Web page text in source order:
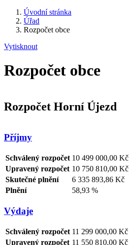
Úvodní stránka
Úřad
Rozpočet obce
Vytisknout
Rozpočet obce
Rozpočet Horní Újezd
Příjmy
Schválený rozpočet 10 499 000,00 Kč
Upravený rozpočet 10 750 810,00 Kč
Skutečné plnění
6 335 893,86 Kč
Plnění
58,93 %
Výdaje
Schválený rozpočet 11 299 000,00 Kč
Upravený rozpočet 11 550 810,00 Kč